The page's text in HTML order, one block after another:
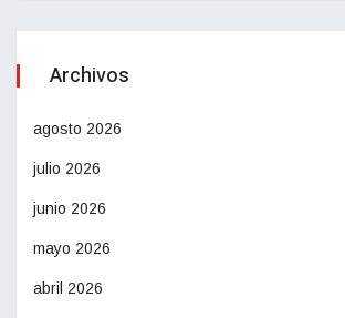
Archivos
agosto 2026
julio 2026
junio 2026
mayo 2026
abril 2026